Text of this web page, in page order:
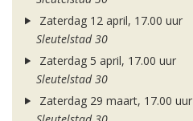
Zaterdag 12 april, 17.00 uur
Sleutelstad 30
Zaterdag 5 april, 17.00 uur
Sleutelstad 30
Zaterdag 29 maart, 17.00 uur